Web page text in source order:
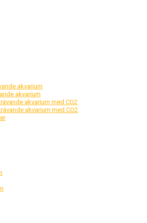
akvarium
akvarium
akvarium med CO2
akvarium med CO2